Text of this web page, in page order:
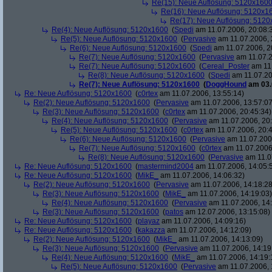
Re(15): Neue Auflösung: 5120x1600
Re(16): Neue Auflösung:
Re(17): Neue Auflösung:
Re(4): Neue Auflösung: 5120x1600 (Spedi am 11.07.2006,
Re(5): Neue Auflösung: 5120x1600 (Pervasive am 11.07.2006,
Re(6): Neue Auflösung: 5120x1600 (Spedi am 11.07.2006,
Re(7): Neue Auflösung: 5120x1600 (Pervasive am
Re(7): Neue Auflösung: 5120x1600 (Cereal_Poster am
Re(8): Neue Auflösung: 5120x1600 (Spedi am
Re(7): Neue Auflösung: 5120x1600 (DoggHound am
Re: Neue Auflösung: 5120x1600 (c0rtex am 11.07.2006, 13:55:14)
Re(2): Neue Auflösung: 5120x1600 (Pervasive am 11.07.2006,
Re(3): Neue Auflösung: 5120x1600 (c0rtex am 11.07.2006, 20:45:34)
Re(4): Neue Auflösung: 5120x1600 (Pervasive am 11.07.2006,
Re(5): Neue Auflösung: 5120x1600 (c0rtex am 11.07.2006,
Re(6): Neue Auflösung: 5120x1600 (Pervasive am
Re(7): Neue Auflösung: 5120x1600 (c0rtex am
Re(8): Neue Auflösung: 5120x1600 (Pervasive am
Re: Neue Auflösung: 5120x1600 (mastermind2004 am 11.07.2006,
Re: Neue Auflösung: 5120x1600 (MikE_
am 11.07.2006, 14:06:32)
Re(2): Neue Auflösung: 5120x1600 (Pervasive am 11.07.2006,
Re(3): Neue Auflösung: 5120x1600 (MikE_
am 11.07.2006, 14:19:03)
Re(4): Neue Auflösung: 5120x1600 (Pervasive am 11.07.2006,
Re(3): Neue Auflösung: 5120x1600 (patos am 12.07.2006, 13:15:08)
Re: Neue Auflösung: 5120x1600 (playaz am 11.07.2006, 14:09:16)
Re: Neue Auflösung: 5120x1600 (kakazza am 11.07.2006, 14:12:09)
Re(2): Neue Auflösung: 5120x1600 (MikE_
am 11.07.2006, 14:13:09)
Re(3): Neue Auflösung: 5120x1600 (Pervasive am 11.07.2006,
Re(4): Neue Auflösung: 5120x1600 (MikE_
am 11.07.2006,
Re(5): Neue Auflösung: 5120x1600 (Pervasive am 11.07.2006,